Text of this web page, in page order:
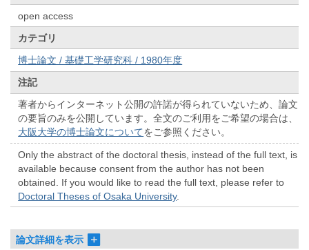
open access
カテゴリ
博士論文 / 基礎工学研究科 / 1980年度
注記
著者からインターネット公開の許諾が得られていないため、論文
の要旨のみを公開しています。全文のご利用をご希望の場合は、
大阪大学の博士論文についてをご参照ください。
Only the abstract of the doctoral thesis, instead of the full text, is
available because consent from the author has not been
obtained. If you would like to read the full text, please refer to
Doctoral Theses of Osaka University.
論文詳細を表示